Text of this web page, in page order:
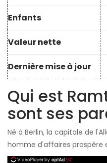
Enfants
Valeur nette
Dernière mise à jour
Qui est
sont ses
Né à Berlin, la capitale de
homme d'affaires prospère